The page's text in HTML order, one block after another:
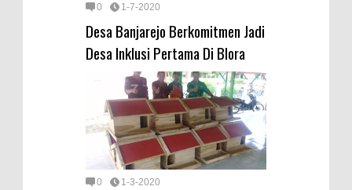
0 1-7-2020
Desa Banjarejo Berkomitmen Jadi
Desa Inklusi Pertama Di Blora
0 1-3-2020